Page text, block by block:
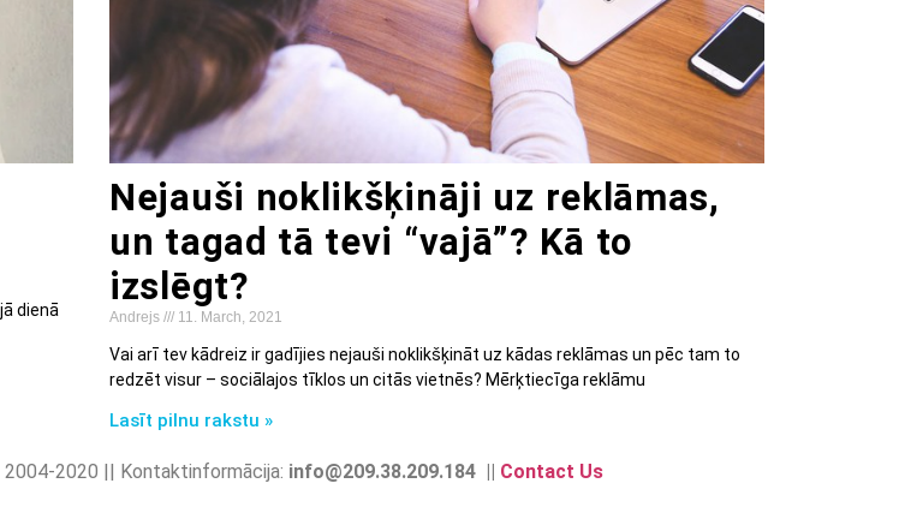
dienā
Nejauši noklikšķināji uz reklāmas,
un tagad tā tevi “vajā”? Kā to
izslēgt?
Andrejs 11. March, 2021
Vai arī tev kādreiz ir gadījies nejauši noklikšķināt uz kādas reklāmas un pēc tam to
redzēt visur – sociālajos tīklos un citās vietnēs? Mērķtiecīga reklāmu
Lasīt pilnu rakstu »
2020 || Kontaktinformācija: info@209.38.209.184 || Contact Us